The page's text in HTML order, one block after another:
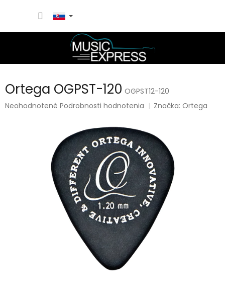
Ortega OGPST-120 OGPST12-120
Priemerné
Neohodnotené Podrobnosti hodnotenia Značka:Ortega